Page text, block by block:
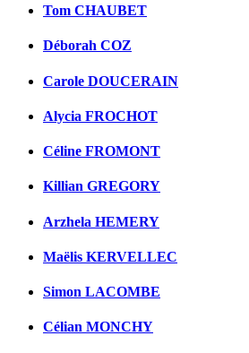
Tom CHAUBET
Déborah COZ
Carole DOUCERAIN
Alycia FROCHOT
Céline FROMONT
Killian GREGORY
Arzhela HEMERY
Maëlis KERVELLEC
Simon LACOMBE
Célian MONCHY